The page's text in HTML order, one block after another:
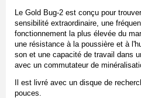
Le Gold Bug-2 est conçu pour
sensibilité extraordinaire, une
fonctionnement la plus élevée du
une résistance à la poussière et à
son et une capacité de travail dans
avec un commutateur de
Il est livré avec un disque de
pouces.